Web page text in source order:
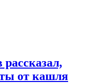
от кашля